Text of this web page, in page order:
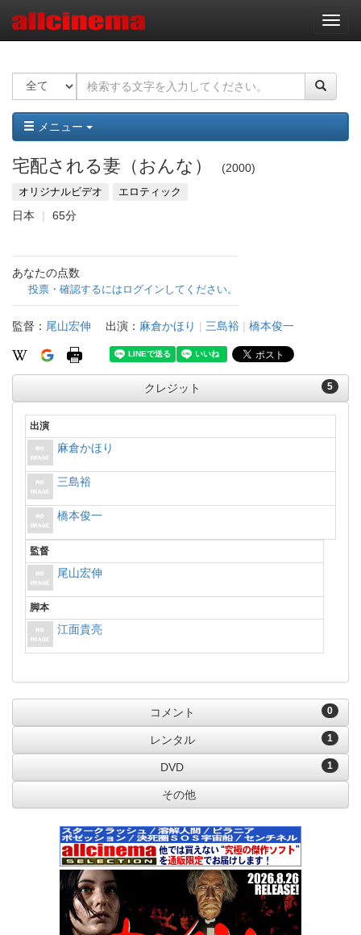
ナ
ビ
ー
ョ
ン
メニュー
宅配される妻（おんな） 2000
オリジナルビデオ エロティック
日本 65分
あなたの点数
投票・確認するにはログインしてください。
監督： 尾山宏伸 出演： 麻倉かほり | 三島裕 | 橋本俊一
5
クレジット
出演
麻倉かほり
三島裕
橋本俊一
監督
尾山宏伸
脚本
江面貴亮
0
コメント
1
レンタル
1
DVD
その他